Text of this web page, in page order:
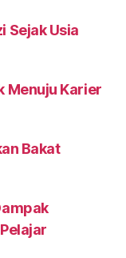
Sejak Usia
Menuju Karier
Bakat